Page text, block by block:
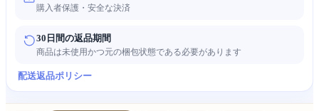
購入者保護・安全な決済
30日間の返品期間
商品は未使用かつ元の梱包状態である必要があります
配送返品ポリシー